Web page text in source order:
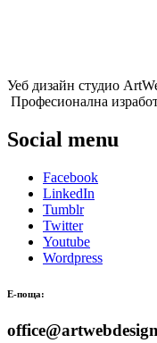
Уеб дизайн студио
Професионална
Social menu
Facebook
LinkedIn
Tumblr
Twitter
Youtube
Wordpress
Е-поща: